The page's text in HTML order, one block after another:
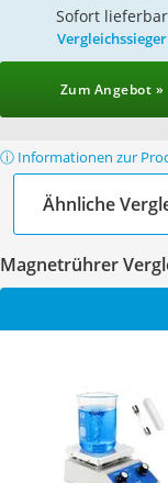
Sofort lieferbar
Vergleichssieger
Zum Angebot »
ⓘ Informationen zur
Ähnliche
Magnetrührer